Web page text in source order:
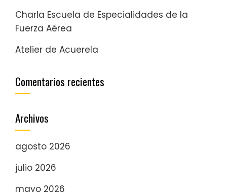
Charla Escuela de Especialidades de la
Fuerza Aérea
Atelier de Acuerela
Comentarios recientes
Archivos
agosto 2026
julio 2026
mayo 2026